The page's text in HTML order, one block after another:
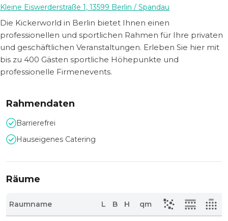
Kleine Eiswerderstraße 1, 13599 Berlin / Spandau
Die Kickerworld in Berlin bietet Ihnen einen
professionellen und sportlichen Rahmen für Ihre privaten
und geschäftlichen Veranstaltungen. Erleben Sie hier mit
bis zu 400 Gästen sportliche Höhepunkte und
professionelle Firmenevents.
Rahmendaten
Barrierefrei
Hauseigenes Catering
Räume
Raumname L B H qm